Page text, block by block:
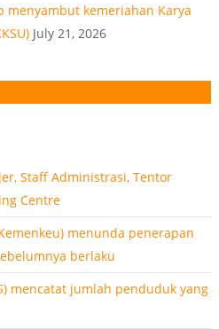
menyambut kemeriahan Karya
July 21, 2026
Staff Administrasi, Tentor
Centre
menunda penerapan
berlaku
mencatat jumlah penduduk yang